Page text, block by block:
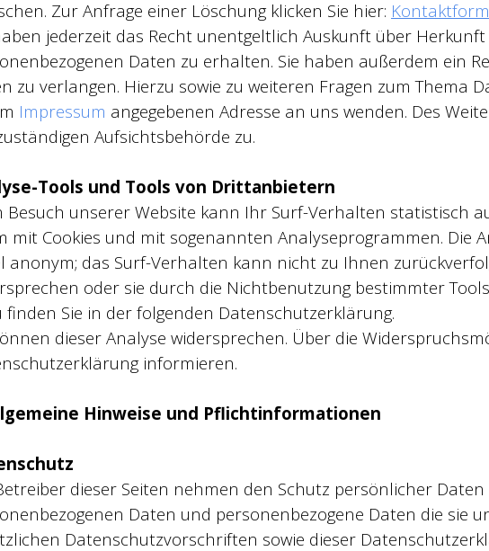
Zur Anfrage einer Löschung klicken Sie hier:
jederzeit das Recht unentgeltlich Auskunft über
Daten zu erhalten. Sie haben außerdem ein
zu verlangen. Hierzu sowie zu weiteren Fragen zum Thema
Impressum angegebenen Adresse an uns wenden. Des
Aufsichtsbehörde zu.
Tools und Tools von Drittanbietern
Besuch unserer Website kann Ihr Surf-Verhalten statistisch
mit Cookies und mit sogenannten Analyseprogrammen. Die
anonym; das Surf-Verhalten kann nicht zu Ihnen
oder sie durch die Nichtbenutzung bestimmter
finden Sie in der folgenden Datenschutzerklärung.
dieser Analyse widersprechen. Über die
informieren.
Hinweise und Pflichtinformationen
dieser Seiten nehmen den Schutz persönlicher
Daten und personenbezogene Daten die sie
Datenschutzvorschriften sowie dieser